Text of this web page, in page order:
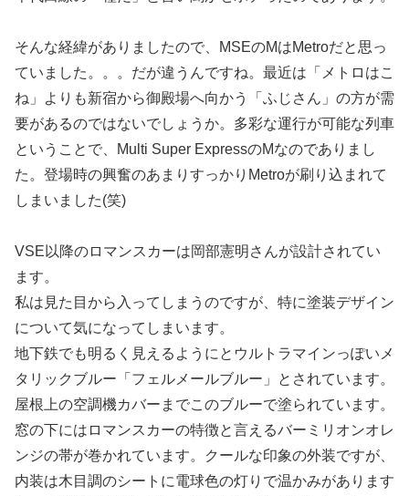
そんな経緯がありましたので、MSEのMはMetroだと思っ
ていました。。。だが違うんですね。最近は「メトロはこ
ね」よりも新宿から御殿場へ向かう「ふじさん」の方が需
要があるのではないでしょうか。多彩な運行が可能な列車
ということで、Multi Super ExpressのMなのでありまし
た。登場時の興奮のあまりすっかりMetroが刷り込まれて
しまいました(笑)
VSE以降のロマンスカーは岡部憲明さんが設計されてい
ます。
私は見た目から入ってしまうのですが、特に塗装デザイン
について気になってしまいます。
地下鉄でも明るく見えるようにとウルトラマインっぽいメ
タリックブルー「フェルメールブルー」とされています。
屋根上の空調機カバーまでこのブルーで塗られています。
窓の下にはロマンスカーの特徴と言えるバーミリオンオレ
ンジの帯が巻かれています。クールな印象の外装ですが、
内装は木目調のシートに電球色の灯りで温かみがあります